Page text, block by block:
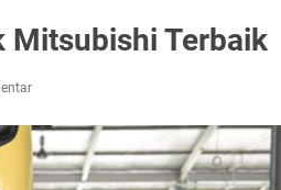
Mitsubishi Terbaik